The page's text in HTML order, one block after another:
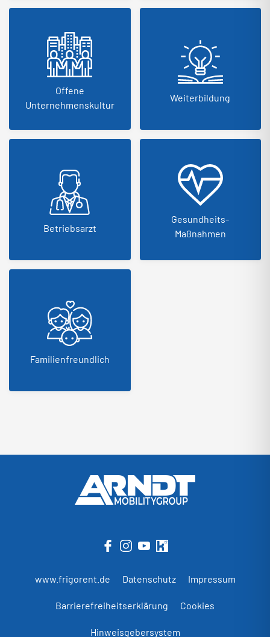
Offene
Unternehmenskultur
Weiterbildung
Betriebsarzt
Gesundheits-
Maßnahmen
Familienfreundlich
www.frigorent.de Datenschutz Impressum
Barrierefreiheitserklärung Cookies
Hinweisgebersystem